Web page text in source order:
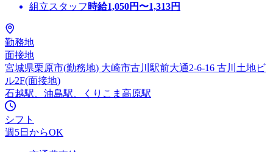
組立スタッフ 時給1,050円〜1,313円
勤務地
面接地
宮城県栗原市(勤務地) 大崎市古川駅前大通2-6-16 古川土地ビ
ル2F(面接地)
石越駅、油島駅、くりこま高原駅
シフト
週5日からOK